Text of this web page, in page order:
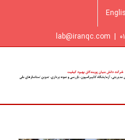
|
lab@iranqc.com